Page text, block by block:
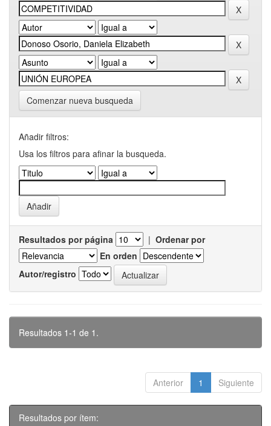
Comenzar nueva busqueda
Añadir filtros:
Usa los filtros para afinar la busqueda.
Resultados por página | Ordenar por
En orden
Autor/registro
Resultados 1-1 de 1.
Anterior 1 Siguiente
Resultados por ítem: